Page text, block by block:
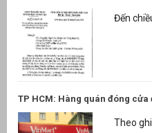
Đến
TP HCM: Hàng quán đóng
Theo